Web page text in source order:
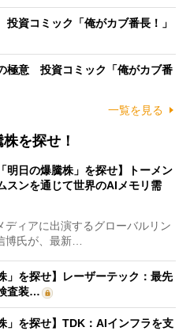
資コミック「俺がカブ番長！」
極意 投資コミック「俺がカブ番
一覧を見る
を探せ！
明日の爆騰株」を探せ】トーメン
スンを通じて世界のAIメモリ需
ィアに出演するグローバルリン
博氏が、最新…
」を探せ】レーザーテック：最先
査装…
」を探せ】TDK：AIインフラを支